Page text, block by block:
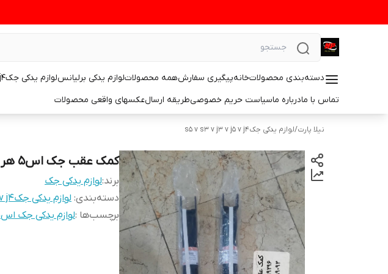
دسته‌بندی محصولاتخانهپیگیری سفارشهمه محصولاتلوازم یدکی برلیانسلوازم یدکی جکs5 v s3 v j3 v j5 v j4
تماس با مادرباره ماسیاست حریم خصوصیطریقه ارسالعکسهای واقعی محصولات
نیلا پارت/لوازم یدکی جکs5 v s3 v j3 v j5 v j4
کمک عقب جک اس۵ هر عدد لوازم یدکی جک اس۵
برند:لوازم یدکی جک
دسته‌بندی: لوازم یدکی جکs5 v s3 v j3 v j5 v j4
برچسب‌ها :لوازم یدکی جک اس۵